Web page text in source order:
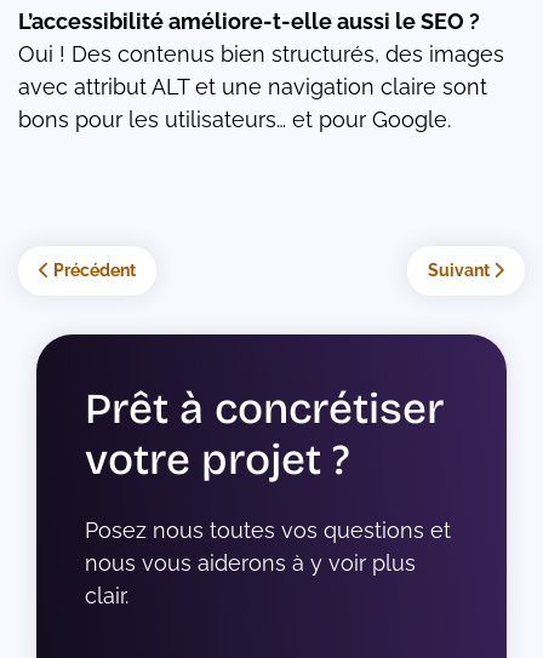
L’accessibilité améliore-t-elle aussi le SEO ?
Oui ! Des contenus bien structurés, des images
avec attribut ALT et une navigation claire sont
bons pour les utilisateurs… et pour Google.
Article précédent : Les meilleures extensions Joomla en 2025
Précédent Article
Suivant
Prêt à concrétiser
votre projet ?
Posez nous toutes vos questions et
nous vous aiderons à y voir plus
clair.